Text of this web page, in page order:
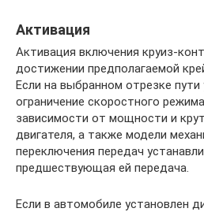
Активация
Активация включения круиз-
достижении предполагаемой
Если на выбранном отрезке пути
ограничение скоростного
зависимости от мощности и
двигателя, а также модели
переключения передач
предшествующая ей передача.
Если в автомобиле установлен